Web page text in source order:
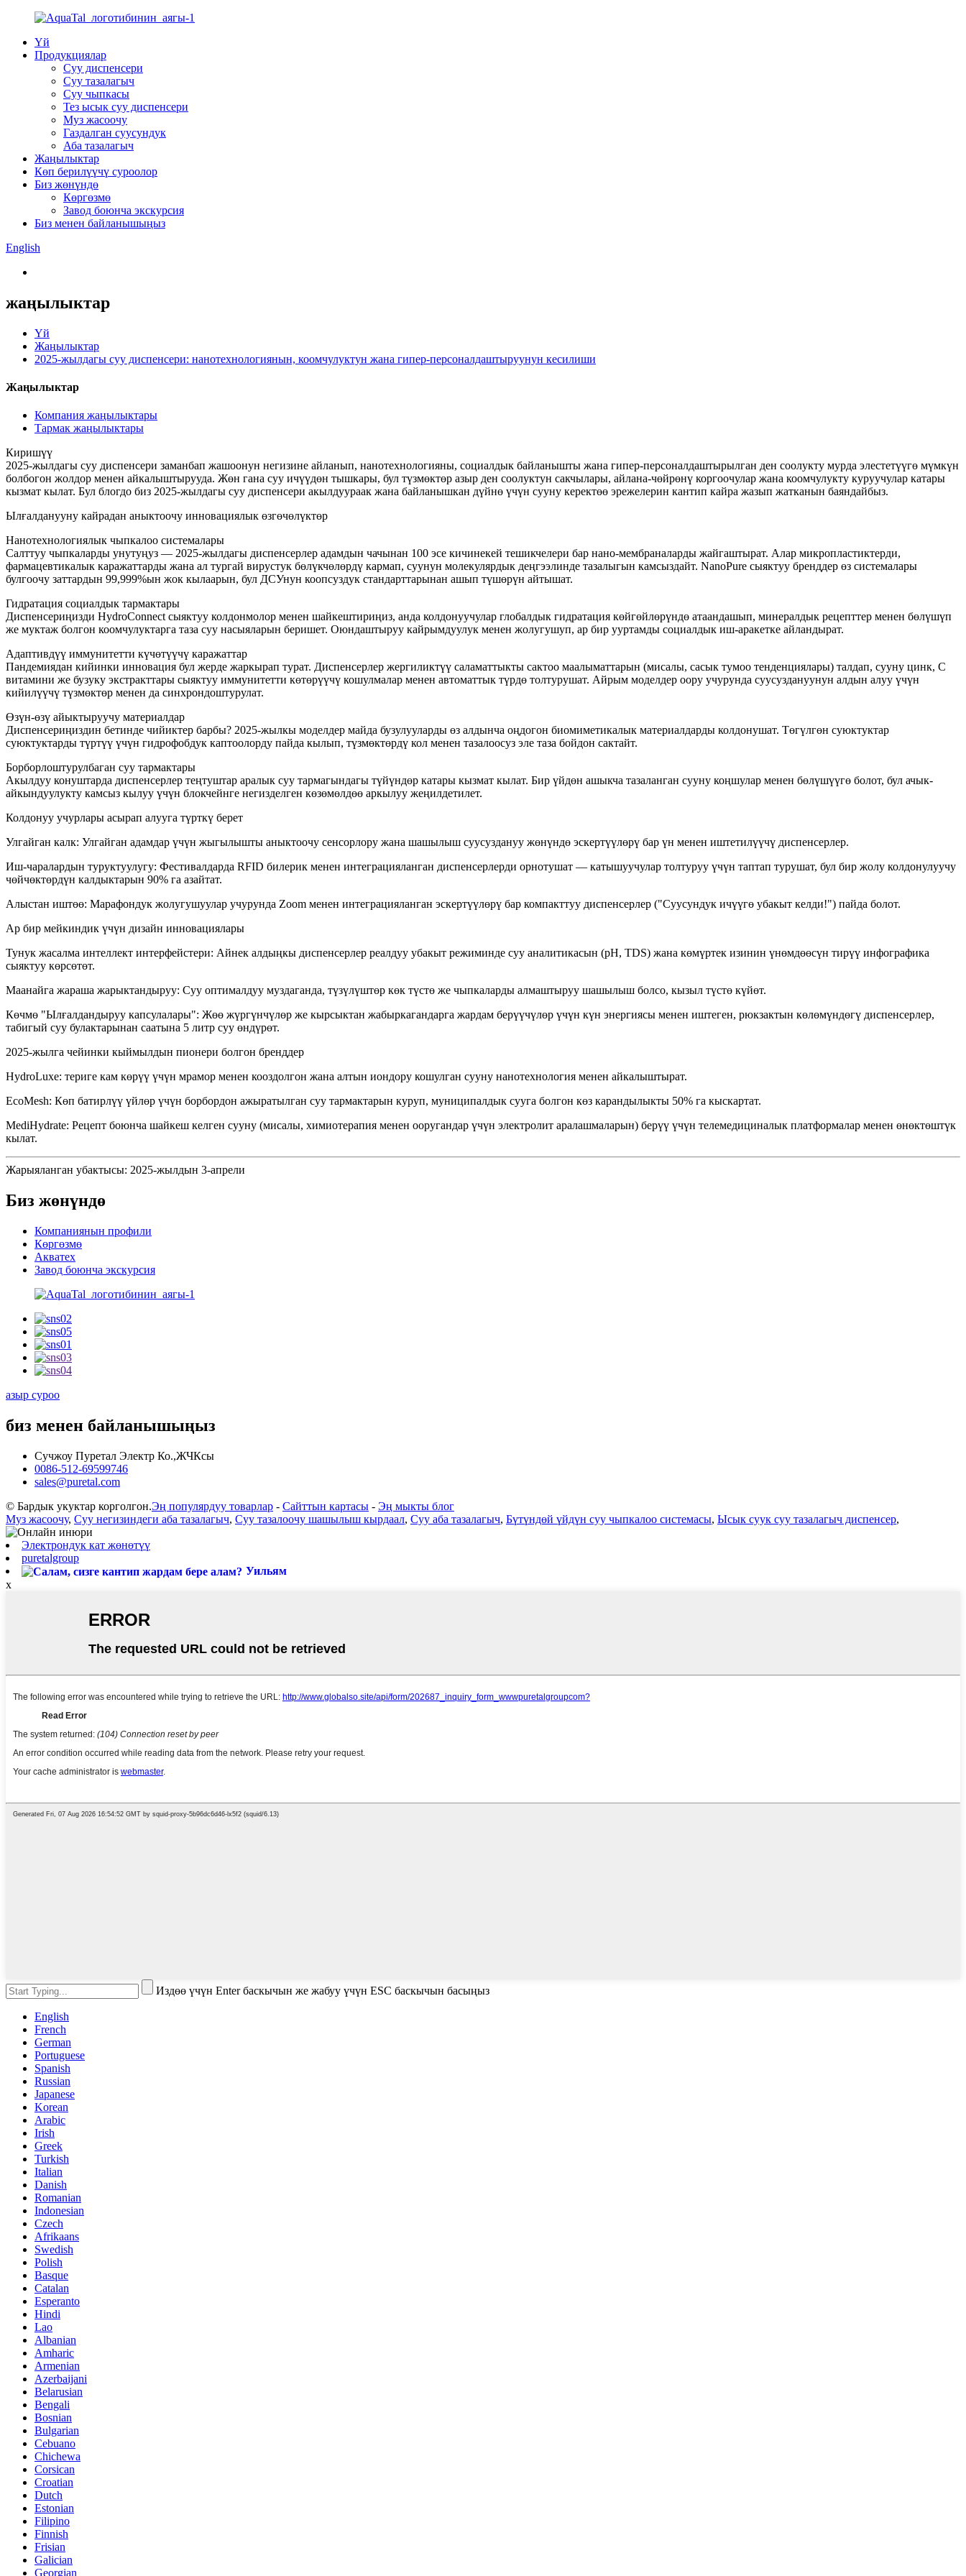
Үй
Продукциялар
Суу диспенсери
Суу тазалагыч
Суу чыпкасы
Тез ысык суу диспенсери
Муз жасоочу
Газдалган суусундук
Аба тазалагыч
Жаңылыктар
Көп берилүүчү суроолор
Биз жөнүндө
Көргөзмө
Завод боюнча экскурсия
Биз менен байланышыңыз
English
жаңылыктар
Үй
Жаңылыктар
2025-жылдагы суу диспенсери: нанотехнологиянын, коомчулуктун жана гипер-персоналдаштыруунун кесилиши
Жаңылыктар
Компания жаңылыктары
Тармак жаңылыктары
Киришүү
2025-жылдагы суу диспенсери заманбап жашоонун негизине айланып, нанотехнологияны, социалдык байланышты жана гипер-персоналдаштырылган ден соолукту мурда элестетүүгө мүмкүн
болбогон жолдор менен айкалыштырууда. Жөн гана суу ичүүдөн тышкары, бул түзмөктөр азыр ден соолуктун сакчылары, айлана-чөйрөнү коргоочулар жана коомчулукту куруучулар катары
кызмат кылат. Бул блогдо биз 2025-жылдагы суу диспенсери акылдуураак жана байланышкан дүйнө үчүн сууну керектөө эрежелерин кантип кайра жазып жатканын баяндайбыз.
Ылғалданууну кайрадан аныктоочу инновациялык өзгөчөлүктөр
Нанотехнологиялык чыпкалоо системалары
Салттуу чыпкаларды унутуңуз — 2025-жылдагы диспенсерлер адамдын чачынан 100 эсе кичинекей тешикчелери бар нано-мембраналарды жайгаштырат. Алар микропластиктерди,
фармацевтикалык каражаттарды жана ал тургай вирустук бөлүкчөлөрдү кармап, суунун молекулярдык деңгээлинде тазалыгын камсыздайт. NanoPure сыяктуу бренддер өз системалары
булгоочу заттардын 99,999%ын жок кылаарын, бул ДСУнун коопсуздук стандарттарынан ашып түшөрүн айтышат.
Гидратация социалдык тармактары
Диспенсериңизди HydroConnect сыяктуу колдонмолор менен шайкештириңиз, анда колдонуучулар глобалдык гидратация көйгөйлөрүндө атаандашып, минералдык рецепттер менен бөлүшүп
же муктаж болгон коомчулуктарга таза суу насыяларын беришет. Оюндаштыруу кайрымдуулук менен жолугушуп, ар бир ууртамды социалдык иш-аракетке айландырат.
Адаптивдүү иммунитетти күчөтүүчү каражаттар
Пандемиядан кийинки инновация бул жерде жаркырап турат. Диспенсерлер жергиликтүү саламаттыкты сактоо маалыматтарын (мисалы, сасык тумоо тенденциялары) талдап, сууну цинк, С
витамини же бузуку экстракттары сыяктуу иммунитетти көтөрүүчү кошулмалар менен автоматтык түрдө толтурушат. Айрым моделдер оору учурунда суусуздануунун алдын алуу үчүн
кийилүүчү түзмөктөр менен да синхрондоштурулат.
Өзүн-өзү айыктыруучу материалдар
Диспенсериңиздин бетинде чийиктер барбы? 2025-жылкы моделдер майда бузулууларды өз алдынча оңдогон биомиметикалык материалдарды колдонушат. Төгүлгөн суюктуктар
суюктуктарды түртүү үчүн гидрофобдук каптоолорду пайда кылып, түзмөктөрдү кол менен тазалоосуз эле таза бойдон сактайт.
Борборлоштурулбаган суу тармактары
Акылдуу конуштарда диспенсерлер теңтуштар аралык суу тармагындагы түйүндөр катары кызмат кылат. Бир үйдөн ашыкча тазаланган сууну коңшулар менен бөлүшүүгө болот, бул ачык-
айкындуулукту камсыз кылуу үчүн блокчейнге негизделген көзөмөлдөө аркылуу жеңилдетилет.
Колдонуу учурлары асырап алууга түрткү берет
Улгайган калк: Улгайган адамдар үчүн жыгылышты аныктоочу сенсорлору жана шашылыш суусуздануу жөнүндө эскертүүлөрү бар үн менен иштетилүүчү диспенсерлер.
Иш-чаралардын туруктуулугу: Фестивалдарда RFID билерик менен интеграцияланган диспенсерлерди орнотушат — катышуучулар толтуруу үчүн таптап турушат, бул бир жолу колдонулуучу
чөйчөктөрдүн калдыктарын 90% га азайтат.
Алыстан иштөө: Марафондук жолугушуулар учурунда Zoom менен интеграцияланган эскертүүлөрү бар компакттуу диспенсерлер ("Суусундук ичүүгө убакыт келди!") пайда болот.
Ар бир мейкиндик үчүн дизайн инновациялары
Тунук жасалма интеллект интерфейстери: Айнек алдыңкы диспенсерлер реалдуу убакыт режиминде суу аналитикасын (рН, TDS) жана көмүртек изинин үнөмдөөсүн тирүү инфографика
сыяктуу көрсөтөт.
Маанайга жараша жарыктандыруу: Суу оптималдуу муздаганда, түзүлүштөр көк түстө же чыпкаларды алмаштыруу шашылыш болсо, кызыл түстө күйөт.
Көчмө "Ылғалдандыруу капсулалары": Жөө жүргүнчүлөр же кырсыктан жабыркагандарга жардам берүүчүлөр үчүн күн энергиясы менен иштеген, рюкзактын көлөмүндөгү диспенсерлер,
табигый суу булактарынан саатына 5 литр суу өндүрөт.
2025-жылга чейинки кыймылдын пионери болгон бренддер
HydroLuxe: териге кам көрүү үчүн мрамор менен кооздолгон жана алтын иондору кошулган сууну нанотехнология менен айкалыштырат.
EcoMesh: Көп батирлүү үйлөр үчүн борбордон ажыратылган суу тармактарын куруп, муниципалдык сууга болгон көз карандылыкты 50% га кыскартат.
MediHydrate: Рецепт боюнча шайкеш келген сууну (мисалы, химиотерапия менен ооругандар үчүн электролит аралашмаларын) берүү үчүн телемедициналык платформалар менен өнөктөштүк
кылат.
Жарыяланган убактысы: 2025-жылдын 3-апрели
Биз жөнүндө
Компаниянын профили
Көргөзмө
Акватех
Завод боюнча экскурсия
азыр суроо
биз менен байланышыңыз
Сучжоу Пуретал Электр Ко.,ЖЧКсы
0086-512-69599746
sales@puretal.com
© Бардык укуктар корголгон.Эң популярдуу товарлар - Сайттын картасы - Эң мыкты блог
Муз жасоочу, Суу негизиндеги аба тазалагыч, Суу тазалоочу шашылыш кырдаал, Суу аба тазалагыч, Бүтүндөй үйдүн суу чыпкалоо системасы, Ысык суук суу тазалагыч диспенсер,
Электрондук кат жөнөтүү
puretalgroup
Уильям
x
Издөө үчүн Enter баскычын же жабуу үчүн ESC баскычын басыңыз
English
French
German
Portuguese
Spanish
Russian
Japanese
Korean
Arabic
Irish
Greek
Turkish
Italian
Danish
Romanian
Indonesian
Czech
Afrikaans
Swedish
Polish
Basque
Catalan
Esperanto
Hindi
Lao
Albanian
Amharic
Armenian
Azerbaijani
Belarusian
Bengali
Bosnian
Bulgarian
Cebuano
Chichewa
Corsican
Croatian
Dutch
Estonian
Filipino
Finnish
Frisian
Galician
Georgian